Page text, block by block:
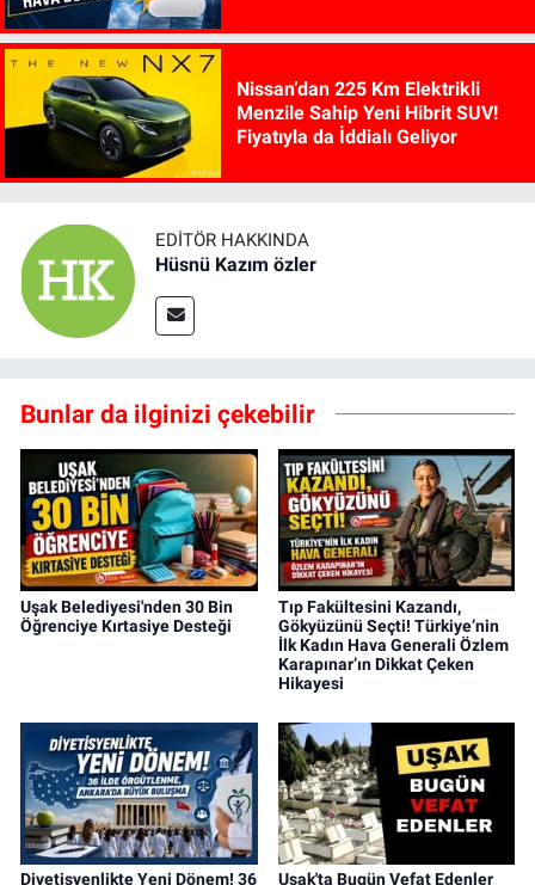
Nissan’dan 225 Km Elektrikli
Menzile Sahip Yeni Hibrit SUV!
Fiyatıyla da İddialı Geliyor
EDITÖR HAKKINDA
Hüsnü Kazım özler
Bunlar da ilginizi çekebilir
Uşak Belediyesi'nden 30 Bin
Öğrenciye Kırtasiye Desteği
Tıp Fakültesini Kazandı,
Gökyüzünü Seçti! Türkiye’nin
İlk Kadın Hava Generali Özlem
Karapınar’ın Dikkat Çeken
Hikayesi
Diyetisyenlikte Yeni Dönem! 36
Uşak'ta Bugün Vefat Edenler